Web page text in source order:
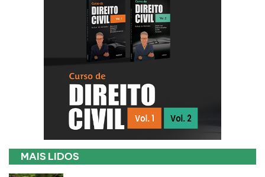
MAIS LIDOS